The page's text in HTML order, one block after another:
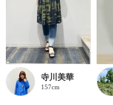
寺川美華
157cm